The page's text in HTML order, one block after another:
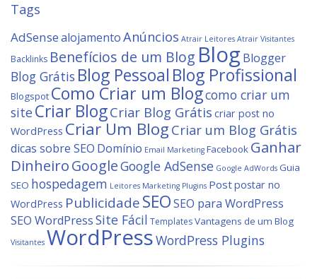
Tags
AdSensealojamentoAnúncios Atrair Leitores Atrair Visitantes
Backlinks Benefícios de um Blog Blog Blogger
Blog Grátis Blog Pessoal Blog Profissional
Blogspot Como Criar um Blogcomo criar um
siteCriar BlogCriar Blog Grátis criar post no
WordPress Criar Um Blog Criar um Blog Grátis
dicas sobre SEO Domínio Email Marketing Facebook Ganhar
DinheiroGoogleGoogle AdSense Google AdWords Guia
SEO hospedagem Leitores Marketing Plugins Postpostar no
WordPress PublicidadeSEOSEO para WordPress
SEO WordPressSite Fácil TemplatesVantagens de um Blog
Visitantes WordPressWordPress Plugins